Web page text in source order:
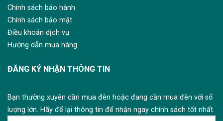
Chính sách bảo hành
Chính sách bảo mật
Điều khoản dịch vụ
Hướng dẫn mua hàng
ĐĂNG KÝ NHẬN THÔNG TIN
Bạn thường xuyên cần mua đèn hoặc đang cần mua đèn với số
lượng lớn. Hãy để lại thông tin để nhận ngay chính sách tốt nhất.